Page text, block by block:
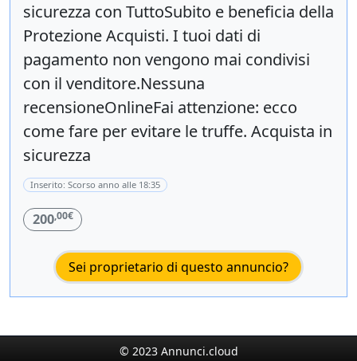
sicurezza con TuttoSubito e beneficia della
Protezione Acquisti. I tuoi dati di
pagamento non vengono mai condivisi
con il venditore.Nessuna
recensioneOnlineFai attenzione: ecco
come fare per evitare le truffe. Acquista in
sicurezza
Inserito: Scorso anno alle 18:35
200,00€
Sei proprietario di questo annuncio?
© 2023 Annunci.cloud